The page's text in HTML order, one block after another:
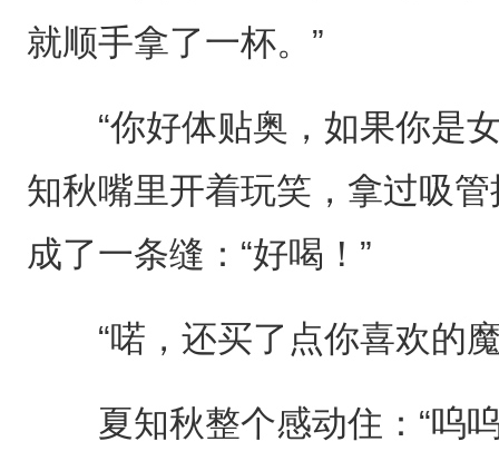
就顺手拿了一杯。”
“你好体贴奥，如果你是女
知秋嘴里开着玩笑，拿过吸
成了一条缝：“好喝！”
“喏，还买了点你喜欢的魔
夏知秋整个感动住：“呜呜